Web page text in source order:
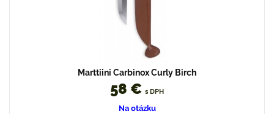
Marttiini Carbinox Curly Birch
58 € s DPH
Na otázku